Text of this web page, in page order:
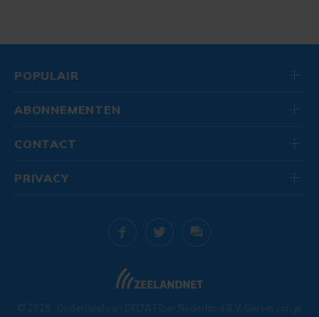
POPULAIR
ABONNEMENTEN
CONTACT
© 2026 . Onderdeel van DELTA Fiber Nederland B.V. Geniet van je
PRIVACY